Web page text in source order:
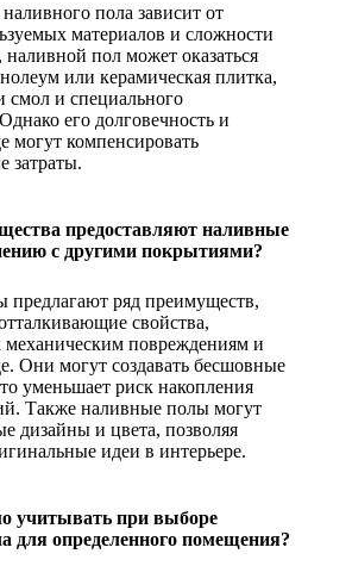
пола зависит от
материалов и сложности
пол может оказаться
или керамическая плитка,
смол и специального
его долговечность и
могут компенсировать
затраты.
предоставляют наливные
с другими покрытиями?
ряд преимуществ,
свойства,
механическим повреждениям и
Они могут создавать бесшовные
уменьшает риск накопления
Также наливные полы могут
дизайны и цвета, позволяя
идеи в интерьере.
учитывать при выборе
для определенного помещения?